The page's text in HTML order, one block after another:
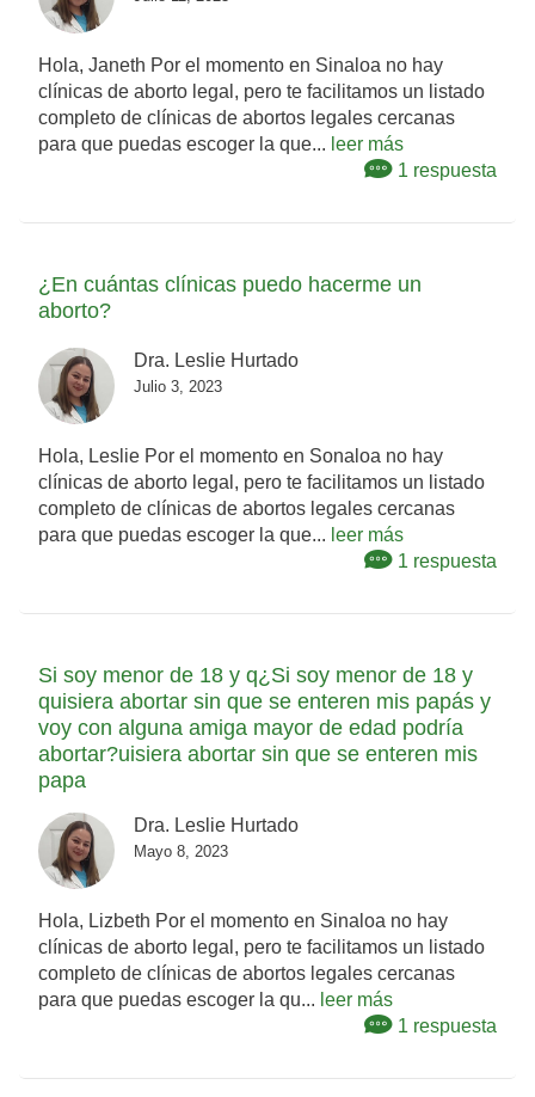
Hola, Janeth Por el momento en Sinaloa no hay
clínicas de aborto legal, pero te facilitamos un listado
completo de clínicas de abortos legales cercanas
para que puedas escoger la que... leer más
1 respuesta
¿En cuántas clínicas puedo hacerme un
aborto?
Dra. Leslie Hurtado
Julio 3, 2023
Hola, Leslie Por el momento en Sonaloa no hay
clínicas de aborto legal, pero te facilitamos un listado
completo de clínicas de abortos legales cercanas
para que puedas escoger la que... leer más
1 respuesta
Si soy menor de 18 y q¿Si soy menor de 18 y
quisiera abortar sin que se enteren mis papás y
voy con alguna amiga mayor de edad podría
abortar?uisiera abortar sin que se enteren mis
papa
Dra. Leslie Hurtado
Mayo 8, 2023
Hola, Lizbeth Por el momento en Sinaloa no hay
clínicas de aborto legal, pero te facilitamos un listado
completo de clínicas de abortos legales cercanas
para que puedas escoger la qu... leer más
1 respuesta